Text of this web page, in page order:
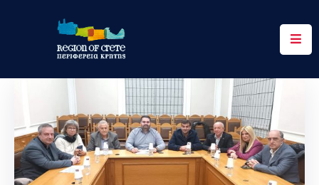
Περιφέρεια
Έργα
&
Δράσεις